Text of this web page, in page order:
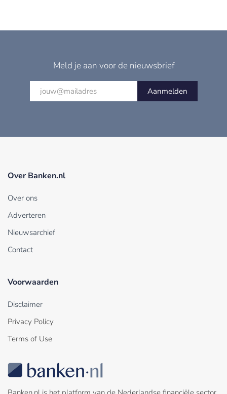
Meld je aan voor de nieuwsbrief
Aanmelden
Over Banken.nl
Over ons
Adverteren
Nieuwsarchief
Contact
Voorwaarden
Disclaimer
Privacy Policy
Terms of Use